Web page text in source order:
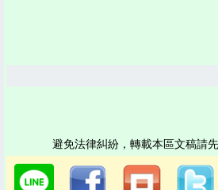
避免法律糾紛，轉載本區文稿請